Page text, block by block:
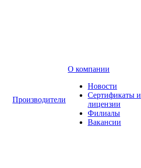
Производители
О компании
Новости
Сертификаты и
лицензии
Филиалы
Вакансии